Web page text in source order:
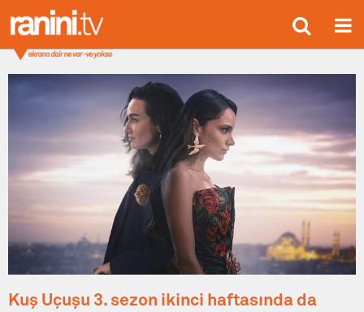
Kuş Uçuşu 3. sezon ikinci haftasında da